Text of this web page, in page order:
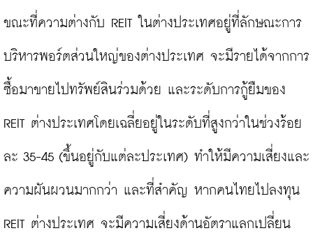
ขณะที่ความต่างกับ REIT ในต่างประเทศอยู่ที่ลักษณะการ
บริหารพอร์ตส่วนใหญ่ของต่างประเทศ จะมีรายได้จากการ
ซื้อมาขายไปทรัพย์สินร่วมด้วย และระดับการกู้ยืมของ
REIT ต่างประเทศโดยเฉลี่ยอยู่ในระดับที่สูงกว่าในช่วงร้อย
ละ 35-45 (ขึ้นอยู่กับแต่ละประเทศ) ทำให้มีความเสี่ยงและ
ความผันผวนมากกว่า และที่สำคัญ หากคนไทยไปลงทุน
REIT ต่างประเทศ จะมีความเสี่ยงด้านอัตราแลกเปลี่ยน